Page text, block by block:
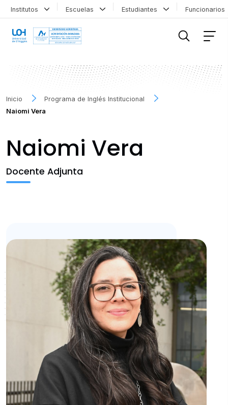
Institutos Escuelas Estudiantes
Inicio
Programa de Inglés Institucional
Naiomi Vera
Naiomi Vera
Docente Adjunta